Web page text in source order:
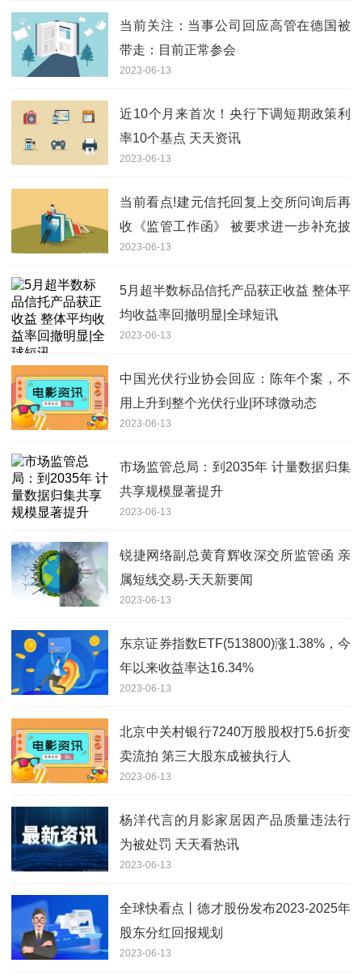
当前关注：当事公司回应高管在德国被
带走：目前正常参会
2023-06-13
近10个月来首次！央行下调短期政策利
率10个基点 天天资讯
2023-06-13
当前看点!建元信托回复上交所问询后再
收《监管工作函》 被要求进一步补充披
露存续信托业务情况等问题
2023-06-13
5月超半数标品信托产品获正收益 整体平
均收益率回撤明显|全球短讯
2023-06-13
中国光伏行业协会回应：陈年个案，不
用上升到整个光伏行业|环球微动态
2023-06-13
市场监管总局：到2035年 计量数据归集
共享规模显著提升
2023-06-13
锐捷网络副总黄育辉收深交所监管函 亲
属短线交易-天天新要闻
2023-06-13
东京证券指数ETF(513800)涨1.38%，今
年以来收益率达16.34%
2023-06-13
北京中关村银行7240万股股权打5.6折变
卖流拍 第三大股东成被执行人
2023-06-13
杨洋代言的月影家居因产品质量违法行
为被处罚 天天看热讯
2023-06-13
全球快看点丨德才股份发布2023-2025年
股东分红回报规划
2023-06-13